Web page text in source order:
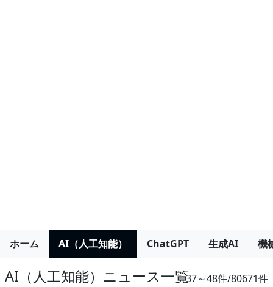
ホーム AI（人工知能） ChatGPT 生成AI 機
AI（人工知能）ニュース一覧37～48件/80671件